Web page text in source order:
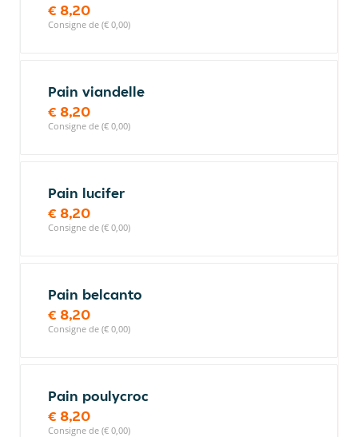
€ 8,20
Consigne de (€ 0,00)
Pain viandelle
€ 8,20
Consigne de (€ 0,00)
Pain lucifer
€ 8,20
Consigne de (€ 0,00)
Pain belcanto
€ 8,20
Consigne de (€ 0,00)
Pain poulycroc
€ 8,20
Consigne de (€ 0,00)